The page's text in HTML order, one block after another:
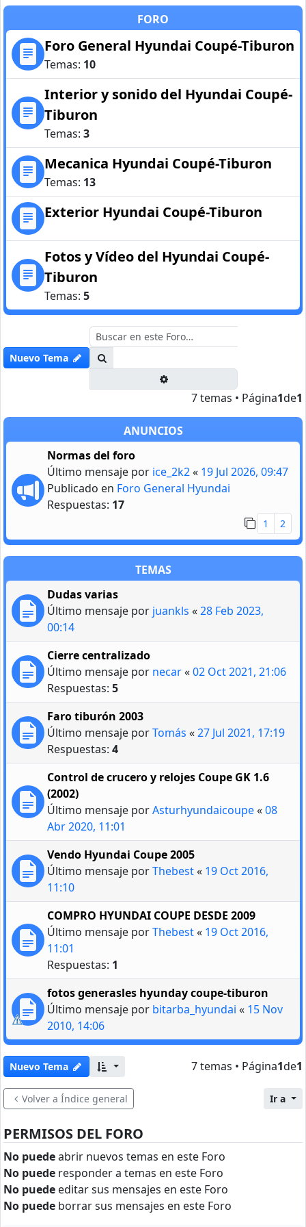
FORO
Foro General Hyundai Coupé-Tiburon
Temas: 10
Interior y sonido del Hyundai Coupé-
Tiburon
Temas: 3
Mecanica Hyundai Coupé-Tiburon
Temas: 13
Exterior Hyundai Coupé-Tiburon
Fotos y Vídeo del Hyundai Coupé-
Tiburon
Temas: 5
Nuevo Tema
7 temas • Página1de1
ANUNCIOS
Normas del foro
Último mensaje por ice_2k2« 19 Jul 2026, 09:47
Publicado en Foro General Hyundai
Respuestas: 17
1 2
TEMAS
Dudas varias
Último mensaje por juankls «28 Feb 2023,
00:14
Cierre centralizado
Último mensaje por necar«02 Oct 2021, 21:06
Respuestas: 5
Faro tiburón 2003
Último mensaje porTomás «27 Jul 2021, 17:19
Respuestas: 4
Control de crucero y relojes Coupe GK 1.6
(2002)
Último mensaje porAsturhyundaicoupe«08
Abr 2020, 11:01
Vendo Hyundai Coupe 2005
Último mensaje porThebest« 19 Oct 2016,
11:10
COMPRO HYUNDAI COUPE DESDE 2009
Último mensaje porThebest« 19 Oct 2016,
11:01
Respuestas: 1
fotos generasles hyunday coupe-tiburon
Último mensaje por bitarba_hyundai « 15 Nov
2010, 14:06
Nuevo Tema 7 temas • Página1de1
Volver a Índice general Ir a
PERMISOS DEL FORO
No puedeabrir nuevos temas en este Foro
No puede responder a temas en este Foro
No puede editar sus mensajes en este Foro
No puede borrar sus mensajes en este Foro